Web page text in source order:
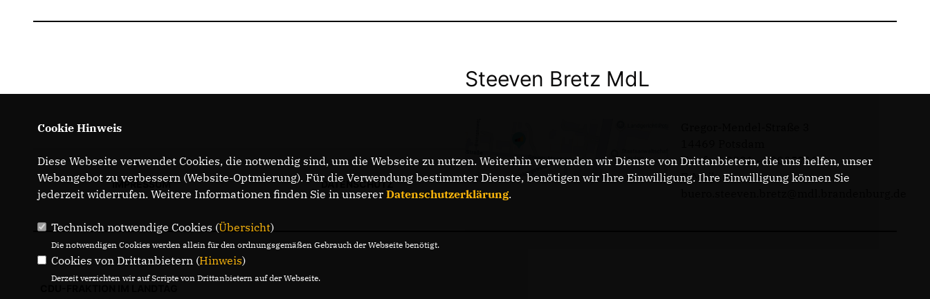
IMPRESSUM DATENSCHUTZ
Steeven Bretz MdL
Telefon: 0331 - 20085713
E-Mail:
Cookie Hinweis
Diese Webseite verwendet Cookies, die notwendig sind, um die Webseite zu nutzen. Weiterhin verwenden wir Dienste von Drittanbietern, die uns helfen, unser
Webangebot zu verbessern (Website-Optmierung). Für die Verwendung bestimmter Dienste, benötigen wir Ihre Einwilligung. Ihre Einwilligung können Sie
jederzeit widerrufen. Weitere Informationen finden Sie in unserer Datenschutzerklärung.
Technisch notwendige Cookies (Übersicht)
Die notwendigen Cookies werden allein für den ordnungsgemäßen Gebrauch der Webseite benötigt.
Cookies von Drittanbietern (Hinweis)
Derzeit verzichten wir auf Scripte von Drittanbietern auf der Webseite.